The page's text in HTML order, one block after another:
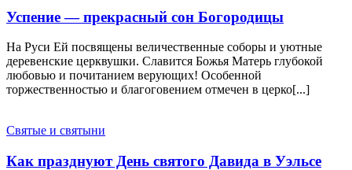
Успение — прекрасный сон Богородицы
На Руси Ей посвящены величественные соборы и уютные
деревенские церквушки. Славится Божья Матерь глубокой
любовью и почитанием верующих! Особенной
торжественностью и благоговением отмечен в церко[...]
Святые и святыни
Как празднуют День святого Давида в Уэльсе